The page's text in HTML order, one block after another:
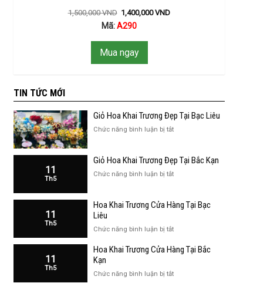
1,500,000VND 1,400,000VND
Mã:A290
Mua ngay
TIN TỨC MỚI
Giỏ Hoa Khai Trương Đẹp Tại Bạc Liêu
Chức năng bình luận bị tắtở
Khai
Đẹp
Liêu
11
Th5
Giỏ Hoa Khai Trương Đẹp Tại Bắc Kạn
Chức năng bình luận bị tắtở
Khai
Tại
Kạn
11
Th5
Hoa Khai Trương Cửa Hàng Tại Bạc
Liêu
Chức năng bình luận bị tắtở
Khai
Hàng
11
Th5
Hoa Khai Trương Cửa Hàng Tại Bắc
Kạn
Chức năng bình luận bị tắtở